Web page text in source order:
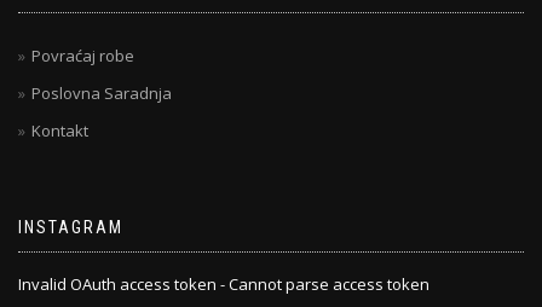
Povraćaj robe
Poslovna Saradnja
Kontakt
INSTAGRAM
Invalid OAuth access token - Cannot parse access token